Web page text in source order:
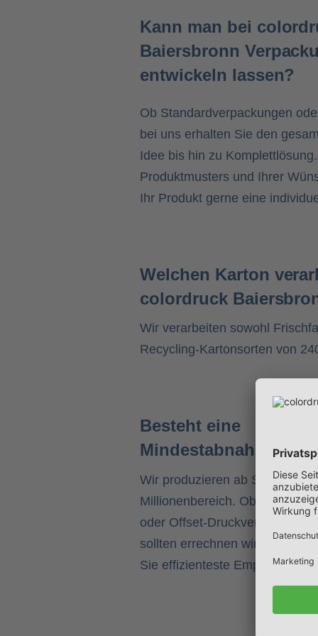
Kann man bei
Baiersbronn
entwickeln lassen?
Ob Standardverpackungen
bei uns erhalten Sie den
Idee bis hin zu
Produktmusters und Ihrer
Ihr Produkt gerne eine
Welchen Karton
colordruck
Wir verarbeiten sowohl
Recycling-Kartonsorten von
Besteht eine
Wir produzieren ab Stückzahl
Millionenbereich. Ob Sie Ihre
oder Offset-Druckverfahren
sollten errechnen wir Ihnen
Sie effizienteste Empfehlung